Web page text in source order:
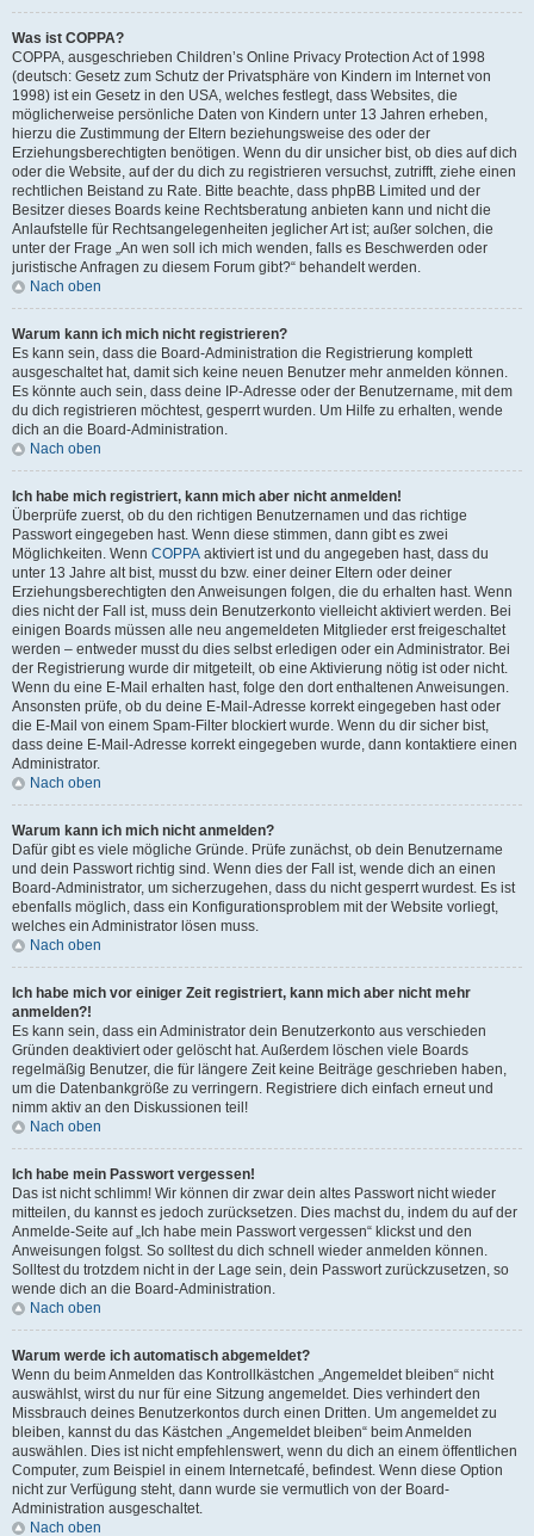
Was ist COPPA?
COPPA, ausgeschrieben Children’s Online Privacy Protection Act of 1998
(deutsch: Gesetz zum Schutz der Privatsphäre von Kindern im Internet von
1998) ist ein Gesetz in den USA, welches festlegt, dass Websites, die
möglicherweise persönliche Daten von Kindern unter 13 Jahren erheben,
hierzu die Zustimmung der Eltern beziehungsweise des oder der
Erziehungsberechtigten benötigen. Wenn du dir unsicher bist, ob dies auf dich
oder die Website, auf der du dich zu registrieren versuchst, zutrifft, ziehe einen
rechtlichen Beistand zu Rate. Bitte beachte, dass phpBB Limited und der
Besitzer dieses Boards keine Rechtsberatung anbieten kann und nicht die
Anlaufstelle für Rechtsangelegenheiten jeglicher Art ist; außer solchen, die
unter der Frage „An wen soll ich mich wenden, falls es Beschwerden oder
juristische Anfragen zu diesem Forum gibt?“ behandelt werden.
Nach oben
Warum kann ich mich nicht registrieren?
Es kann sein, dass die Board-Administration die Registrierung komplett
ausgeschaltet hat, damit sich keine neuen Benutzer mehr anmelden können.
Es könnte auch sein, dass deine IP-Adresse oder der Benutzername, mit dem
du dich registrieren möchtest, gesperrt wurden. Um Hilfe zu erhalten, wende
dich an die Board-Administration.
Nach oben
Ich habe mich registriert, kann mich aber nicht anmelden!
Überprüfe zuerst, ob du den richtigen Benutzernamen und das richtige
Passwort eingegeben hast. Wenn diese stimmen, dann gibt es zwei
Möglichkeiten. Wenn COPPA aktiviert ist und du angegeben hast, dass du
unter 13 Jahre alt bist, musst du bzw. einer deiner Eltern oder deiner
Erziehungsberechtigten den Anweisungen folgen, die du erhalten hast. Wenn
dies nicht der Fall ist, muss dein Benutzerkonto vielleicht aktiviert werden. Bei
einigen Boards müssen alle neu angemeldeten Mitglieder erst freigeschaltet
werden – entweder musst du dies selbst erledigen oder ein Administrator. Bei
der Registrierung wurde dir mitgeteilt, ob eine Aktivierung nötig ist oder nicht.
Wenn du eine E-Mail erhalten hast, folge den dort enthaltenen Anweisungen.
Ansonsten prüfe, ob du deine E-Mail-Adresse korrekt eingegeben hast oder
die E-Mail von einem Spam-Filter blockiert wurde. Wenn du dir sicher bist,
dass deine E-Mail-Adresse korrekt eingegeben wurde, dann kontaktiere einen
Administrator.
Nach oben
Warum kann ich mich nicht anmelden?
Dafür gibt es viele mögliche Gründe. Prüfe zunächst, ob dein Benutzername
und dein Passwort richtig sind. Wenn dies der Fall ist, wende dich an einen
Board-Administrator, um sicherzugehen, dass du nicht gesperrt wurdest. Es ist
ebenfalls möglich, dass ein Konfigurationsproblem mit der Website vorliegt,
welches ein Administrator lösen muss.
Nach oben
Ich habe mich vor einiger Zeit registriert, kann mich aber nicht mehr
anmelden?!
Es kann sein, dass ein Administrator dein Benutzerkonto aus verschieden
Gründen deaktiviert oder gelöscht hat. Außerdem löschen viele Boards
regelmäßig Benutzer, die für längere Zeit keine Beiträge geschrieben haben,
um die Datenbankgröße zu verringern. Registriere dich einfach erneut und
nimm aktiv an den Diskussionen teil!
Nach oben
Ich habe mein Passwort vergessen!
Das ist nicht schlimm! Wir können dir zwar dein altes Passwort nicht wieder
mitteilen, du kannst es jedoch zurücksetzen. Dies machst du, indem du auf der
Anmelde-Seite auf „Ich habe mein Passwort vergessen“ klickst und den
Anweisungen folgst. So solltest du dich schnell wieder anmelden können.
Solltest du trotzdem nicht in der Lage sein, dein Passwort zurückzusetzen, so
wende dich an die Board-Administration.
Nach oben
Warum werde ich automatisch abgemeldet?
Wenn du beim Anmelden das Kontrollkästchen „Angemeldet bleiben“ nicht
auswählst, wirst du nur für eine Sitzung angemeldet. Dies verhindert den
Missbrauch deines Benutzerkontos durch einen Dritten. Um angemeldet zu
bleiben, kannst du das Kästchen „Angemeldet bleiben“ beim Anmelden
auswählen. Dies ist nicht empfehlenswert, wenn du dich an einem öffentlichen
Computer, zum Beispiel in einem Internetcafé, befindest. Wenn diese Option
nicht zur Verfügung steht, dann wurde sie vermutlich von der Board-
Administration ausgeschaltet.
Nach oben